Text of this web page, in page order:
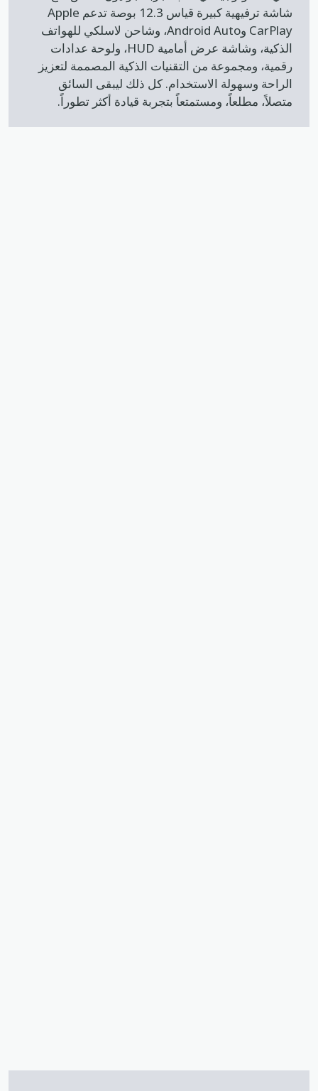
شاشة ترفيهية كبيرة قياس 12.3 بوصة تدعم Apple
CarPlay وAndroid Auto، وشاحن لاسلكي للهواتف
الذكية، وشاشة عرض أمامية HUD، ولوحة عدادات
رقمية، ومجموعة من التقنيات الذكية المصممة لتعزيز
الراحة وسهولة الاستخدام. كل ذلك ليبقى السائق
متصلاً، مطلعاً، ومستمتعاً بتجربة قيادة أكثر تطوراً.